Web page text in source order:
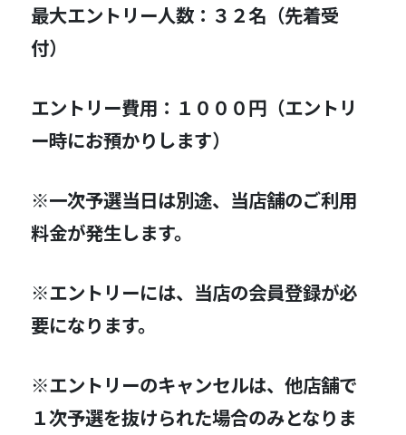
最大エントリー人数：３２名（先着受
付）
エントリー費用：１０００円（エントリ
ー時にお預かりします）
※一次予選当日は別途、当店舗のご利用
料金が発生します。
※エントリーには、当店の会員登録が必
要になります。
※エントリーのキャンセルは、他店舗で
１次予選を抜けられた場合のみとなりま